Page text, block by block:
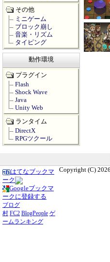
その他
ミニゲーム
ブロック崩し
音楽・リズム
タイピング
動作環境
プラグイン
Flash
Shock Wave
Java
Unity Web
ランタイム
DirectX
RPGツクール
はてなブックマ
ーク
Googleブックマ
ークに登録する
ブログ
村 FC2 BlogPeople ゲ
ームランキング
Copyright (C) 2026